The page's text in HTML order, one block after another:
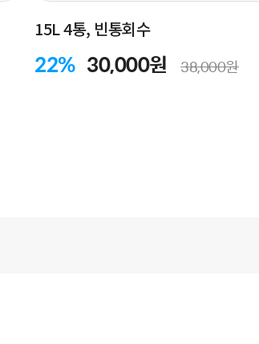
15L 4통, 빈통회수
22% 30,000원 38,000원